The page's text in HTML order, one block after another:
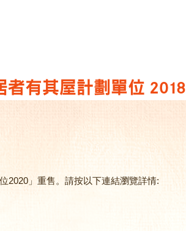
者有其屋計劃單位 2018
2020」重售。請按以下連結瀏覽詳情: